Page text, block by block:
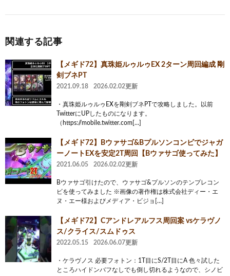
関連する記事
【メギド72】真珠姫ルゥルゥEX 2ターン周回編成 剛
剣ブネPT
2021.09.18 2026.02.02更新
・真珠姫ルゥルゥEXを剛剣ブネPTで攻略しました。以前
TwitterにUPしたものになります。
（https://mobile.twitter.com[…]
【メギド72】Bウァサゴ&Bプルソンコンビでジャガ
ーノートEXを安定2T周回【Bウァサゴ使ってみた】
2021.06.05 2026.02.02更新
Bウァサゴ引けたので、ウァサゴ&プルソンのテンプレコン
ビを使ってみました ※画像の著作権は株式会社ディー・エ
ヌ・エー様およびメディア・ビジョ[…]
【メギド72】Cアンドレアルフス周回案 vsケラヴノ
ス/クライス/スムドゥス
2022.05.15 2026.06.07更新
・ケラヴノス 必要フォトン：1T目にS/2T目にA 色々試した
ところハイドンバフなしでも倒し切れるようなので、シノビ